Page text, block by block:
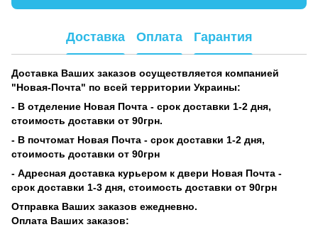
Доставка Оплата Гарантия
Доставка Ваших заказов осуществляется компанией
"Новая-Почта" по всей территории Украины:
- В отделение Новая Почта - срок доставки 1-2 дня,
стоимость доставки от 90грн.
- В почтомат Новая Почта - срок доставки 1-2 дня,
стоимость доставки от 90грн
- Адресная доставка курьером к двери Новая Почта -
срок доставки 1-3 дня, стоимость доставки от 90грн
Отправка Ваших заказов ежедневно.
Оплата Ваших заказов: